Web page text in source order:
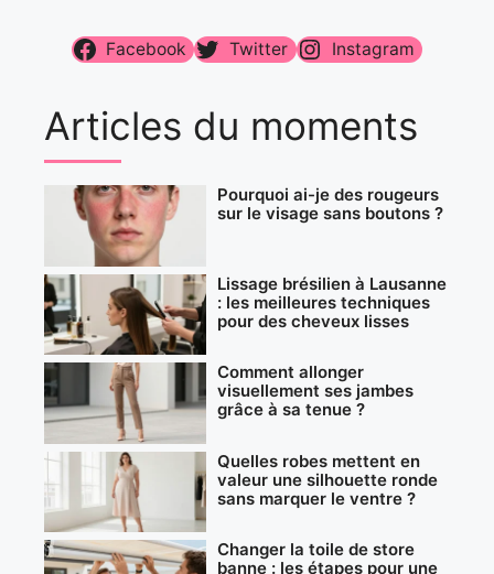
Facebook Twitter Instagram
Articles du moments
Pourquoi ai-je des rougeurs
sur le visage sans boutons ?
Lissage brésilien à Lausanne
: les meilleures techniques
pour des cheveux lisses
Comment allonger
visuellement ses jambes
grâce à sa tenue ?
Quelles robes mettent en
valeur une silhouette ronde
sans marquer le ventre ?
Changer la toile de store
banne : les étapes pour une